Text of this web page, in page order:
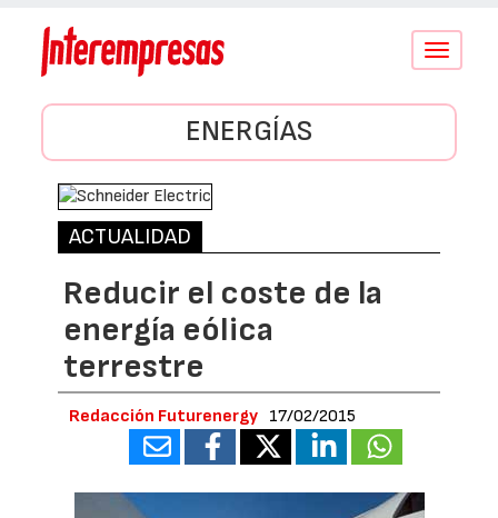
Conmutar
ENERGÍAS
ACTUALIDAD
Reducir el coste de la
energía eólica
terrestre
Redacción Futurenergy 17/02/2015